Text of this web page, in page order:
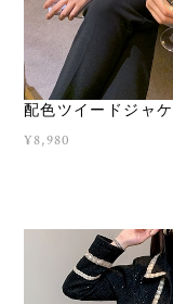
配色ツイードジャ
¥8,980